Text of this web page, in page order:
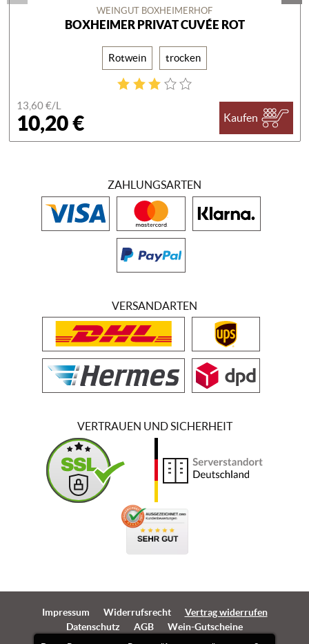
WEINGUT BOXHEIMERHOF
BOXHEIMER PRIVAT CUVÉE ROT
Rotwein trocken
13,60 €/L
10,20 € Kaufen
ZAHLUNGSARTEN
VERSANDARTEN
VERTRAUEN UND SICHERHEIT
Impressum Widerrufsrecht
Vertrag widerrufen
Datenschutz
AGB Wein-Gutscheine